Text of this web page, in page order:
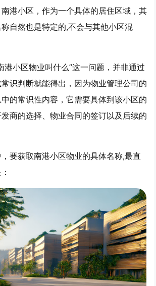
港小区，作为一个具体的居住区域，其
自然也是特定的,不会与其他小区混
港小区物业叫什么”这一问题，并非通过
识判断就能得出，因为物业管理公司的
的常识性内容，它需要具体到该小区的
商的选择、物业合同的签订以及后续的
要获取南港小区物业的具体名称,最直